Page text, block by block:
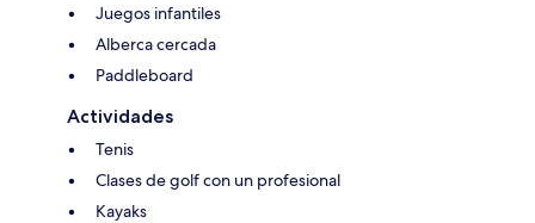
Juegos infantiles
Alberca cercada
Paddleboard
Actividades
Tenis
Clases de golf con un profesional
Kayaks